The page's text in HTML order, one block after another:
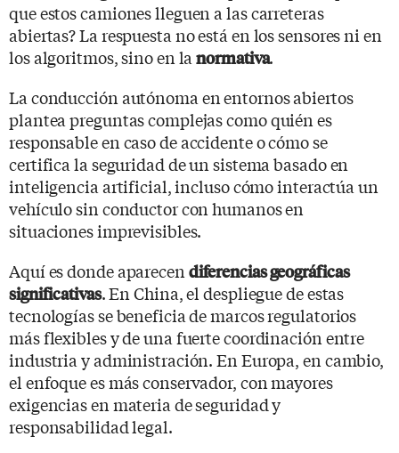
que estos camiones lleguen a las carreteras
abiertas? La respuesta no está en los sensores ni en
los algoritmos, sino en lanormativa.
La conducción autónoma en entornos abiertos
plantea preguntas complejas como quién es
responsable en caso de accidente o cómo se
certifica la seguridad de un sistema basado en
inteligencia artificial, incluso cómo interactúa un
vehículo sin conductor con humanos en
situaciones imprevisibles.
Aquí es donde aparecen diferencias geográficas
significativas. En China, el despliegue de estas
tecnologías se beneficia de marcos regulatorios
más flexibles y de una fuerte coordinación entre
industria y administración. En Europa, en cambio,
el enfoque es más conservador, con mayores
exigencias en materia de seguridad y
responsabilidad legal.